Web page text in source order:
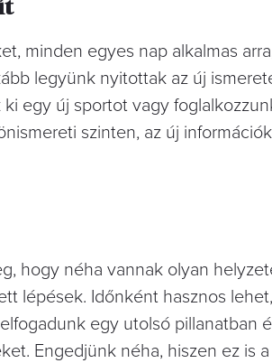
minden egyes nap alkalmas
legyünk nyitottak az új
egy új sportot vagy
szinten, az új
hogy néha vannak olyan
lépések. Időnként hasznos
egy utolsó pillanatban
Engedjünk néha, hiszen ez is